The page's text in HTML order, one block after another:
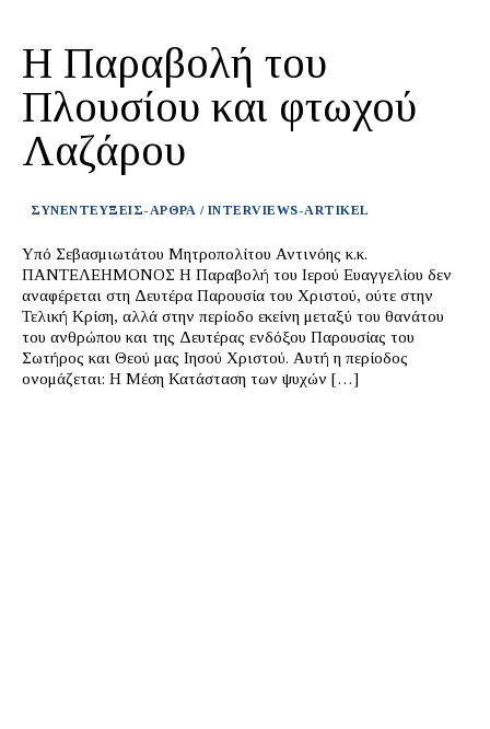
Η Παραβολή του
Πλουσίου και φτωχού
Λαζάρου
ΣΥΝΕΝΤΕΥΞΕΙΣ-ΑΡΘΡΑ / INTERVIEWS-ARTIKEL
Υπό Σεβασμιωτάτου Μητροπολίτου Αντινόης κ.κ.
ΠΑΝΤΕΛΕΗΜΟΝΟΣ Η Παραβολή του Ιερού Ευαγγελίου δεν
αναφέρεται στη Δευτέρα Παρουσία του Χριστού, ούτε στην
Τελική Κρίση, αλλά στην περίοδο εκείνη μεταξύ του θανάτου
του ανθρώπου και της Δευτέρας ενδόξου Παρουσίας του
Σωτήρος και Θεού μας Ιησού Χριστού. Αυτή η περίοδος
ονομάζεται: Η Μέση Κατάσταση των ψυχών […]